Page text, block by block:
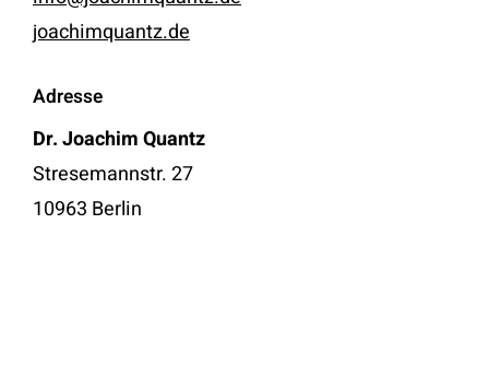
joachimquantz.de
Adresse
Dr. Joachim Quantz
Stresemannstr. 27
10963 Berlin